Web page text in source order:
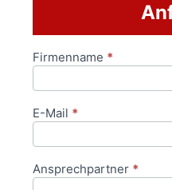
Anfrageformular
Firmenname *
E-Mail *
Ansprechpartner *